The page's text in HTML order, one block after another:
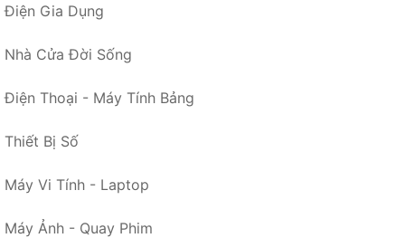
Điện Gia Dụng
Nhà Cửa Đời Sống
Điện Thoại - Máy Tính Bảng
Thiết Bị Số
Máy Vi Tính - Laptop
Máy Ảnh - Quay Phim